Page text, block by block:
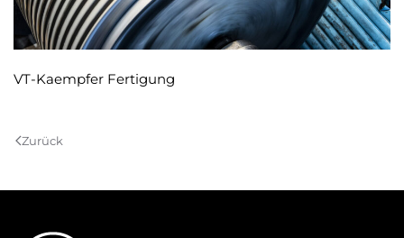
VT-Kaempfer Fertigung
Zurück